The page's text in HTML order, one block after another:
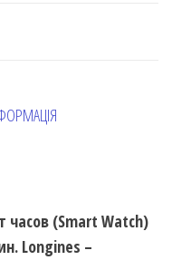
часов (Smart Watch)
Longines –